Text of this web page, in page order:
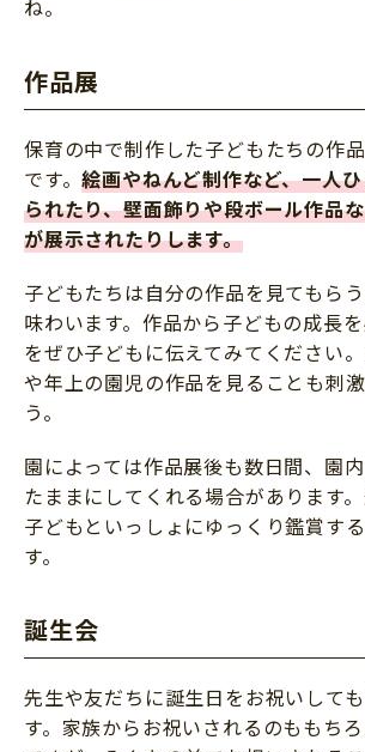
ね。
作品展
保育の中で制作した子どもたちの作
です。絵画やねんど制作など、一人
られたり、壁面飾りや段ボール作品
が展示されたりします。
子どもたちは自分の作品を見てもら
味わいます。作品から子どもの成長
をぜひ子どもに伝えてみてください
や年上の園児の作品を見ることも刺
う。
園によっては作品展後も数日間、園
たままにしてくれる場合があります
子どもといっしょにゆっくり鑑賞す
す。
誕生会
先生や友だちに誕生日をお祝いして
す。家族からお祝いされるのももち